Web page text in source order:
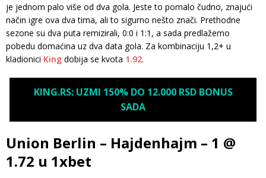
je jednom palo više od dva gola. Jeste to pomalo čudno, znajući
način igre ova dva tima, ali to sigurno nešto znači. Prethodne
sezone su dva puta remizirali, 0:0 i 1:1, a sada predlažemo
pobedu domaćina uz dva data gola. Za kombinaciju 1,2+ u
kladionici King dobija se kvota 1.92.
KING.RS: UZMI 150% DO 12.000 RSD BONUS
SADA
Union Berlin – Hajdenhajm – 1 @
1.72 u 1xbet